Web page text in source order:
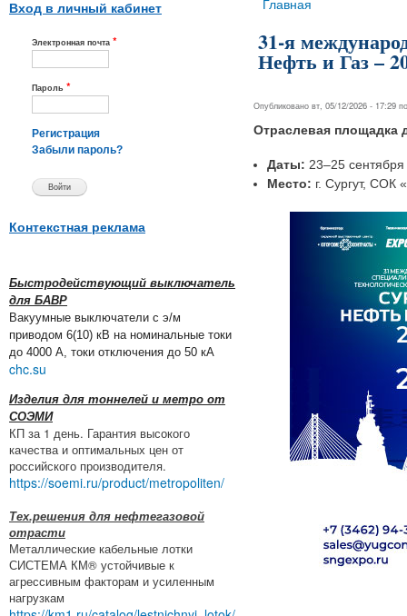
Вход в личный кабинет
Электронная почта *
Пароль *
Регистрация
Забыли пароль?
Контекстная реклама
Быстродействующий выключатель
для БАВР
Вакуумные выключатели с э/м
приводом 6(10) кВ на номинальные токи
до 4000 А, токи отключения до 50 кА
chc.su
Изделия для тоннелей и метро от
СОЭМИ
КП за 1 день. Гарантия высокого
качества и оптимальных цен от
российского производителя.
https://soemi.ru/product/metropoliten/
Тех.решения для нефтегазовой
отрасти
Металлические кабельные лотки
СИСТЕМА КМ® устойчивые к
агрессивным факторам и усиленным
нагрузкам
Вы здесь
Главная
31-я
Нефть и Газ –
Опубликовано вт, 05/12/2026 - 17:29
Отраслевая площадка
Даты: 23–25
Место: г. Сургут, СОК